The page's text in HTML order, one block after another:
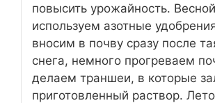
повысить урожайность.
используем азотные
вносим в почву сразу после
снега, немного прогреваем
делаем траншеи, в которые
приготовленный раствор.